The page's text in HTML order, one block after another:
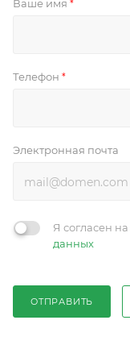
Ваше имя *
Телефон *
Электронная почта
Я согласен на
данных
ОТПРАВИТЬ